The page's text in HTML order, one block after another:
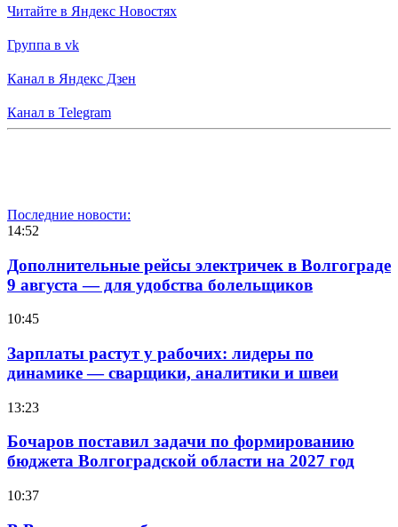
Читайте в Яндекс Новостях
Группа в vk
Канал в Яндекс Дзен
Канал в Telegram
Последние новости:
14:52
Дополнительные рейсы электричек в Волгограде
9 августа — для удобства болельщиков
10:45
Зарплаты растут у рабочих: лидеры по
динамике — сварщики, аналитики и швеи
13:23
Бочаров поставил задачи по формированию
бюджета Волгоградской области на 2027 год
10:37